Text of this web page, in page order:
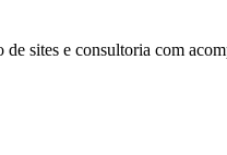
sites e consultoria com